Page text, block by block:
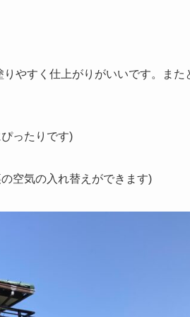
やすく仕上がりがいいです。また
ぴったりです)
空気の入れ替えができます)